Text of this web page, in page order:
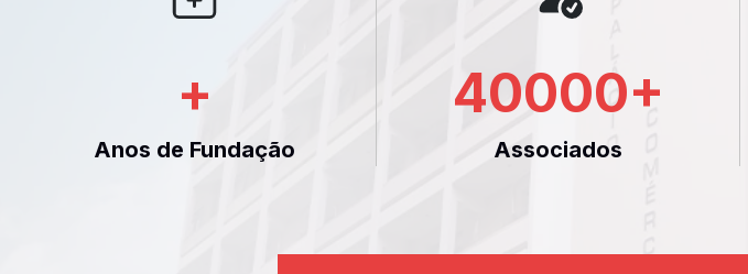
+
Anos de Fundação
40000+
Associados